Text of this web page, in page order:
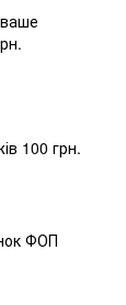
100 грн.
ФОП